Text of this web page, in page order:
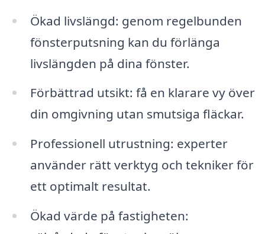
Ökad livslängd: genom regelbunden
fönsterputsning kan du förlänga
livslängden på dina fönster.
Förbättrad utsikt: få en klarare vy över
din omgivning utan smutsiga fläckar.
Professionell utrustning: experter
använder rätt verktyg och tekniker för
ett optimalt resultat.
Ökad värde på fastigheten: